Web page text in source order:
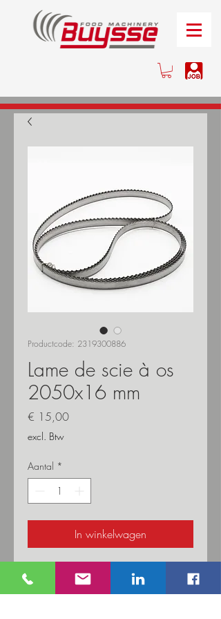
Productcode: 2319300886
Lame de scie à os
2050x16 mm
€ 15,00Prijs
excl. Btw
Aantal *
In winkelwagen
Lame pour scie à os Ultra Atlanta 2500
x 16 mm